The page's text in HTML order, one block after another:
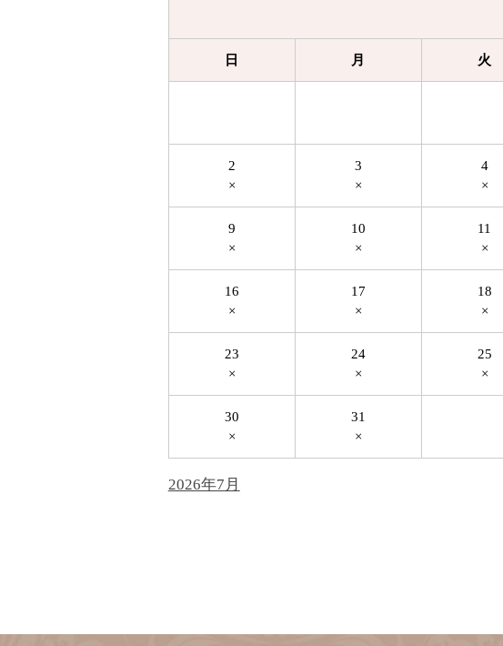
日 月 火
2
×
3
×
4
×
9
×
10
×
11
×
16
×
17
×
18
×
23
×
24
×
25
×
30
×
31
×
2026年7月